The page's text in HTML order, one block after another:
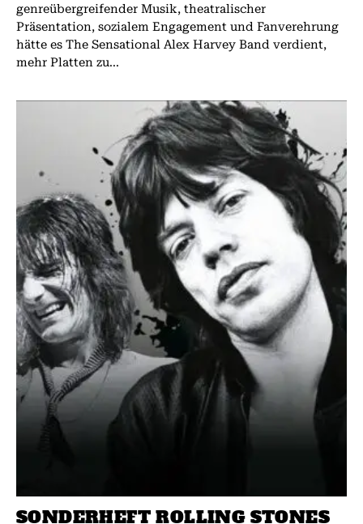
genreübergreifender Musik, theatralischer
Präsentation, sozialem Engagement und Fanverehrung
hätte es The Sensational Alex Harvey Band verdient,
mehr Platten zu...
SONDERHEFT ROLLING STONES